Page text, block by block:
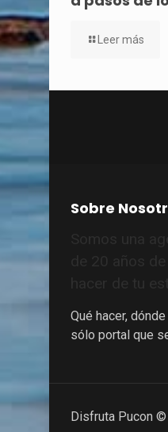
Leer más
Sobre
Qué hacer,
sólo portal que
Disfruta Pucon